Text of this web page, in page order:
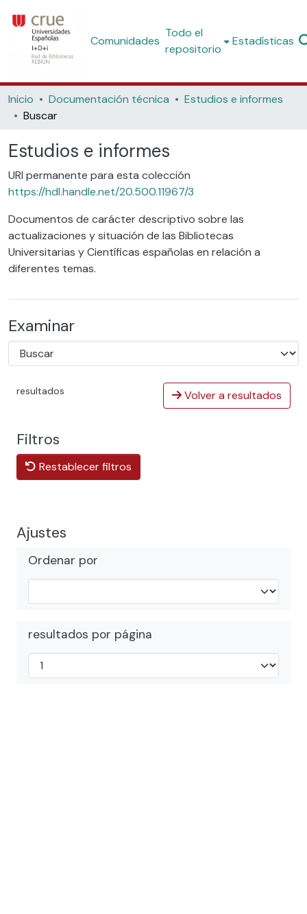
Comunidades
Todo el
repositorio
Estadísticas
Inicio Documentación técnica
Estudios e informes
Buscar
Estudios e informes
URI permanente para esta colección
https://hdl.handle.net/20.500.11967/3
Documentos de carácter descriptivo sobre las
actualizaciones y situación de las Bibliotecas
Universitarias y Científicas españolas en relación a
diferentes temas.
Examinar
resultados Volver a resultados
Filtros
Restablecer filtros
Ajustes
Ordenar por
resultados por página